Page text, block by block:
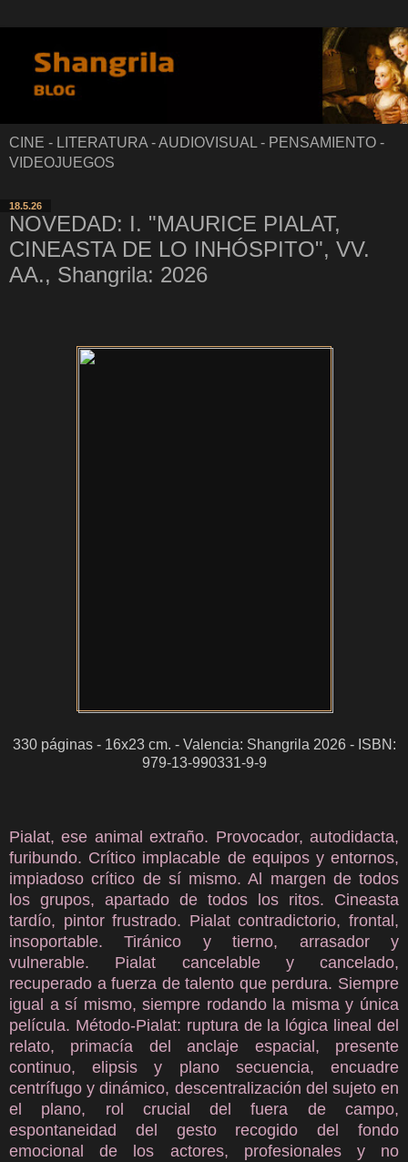
CINE - LITERATURA - AUDIOVISUAL - PENSAMIENTO -
VIDEOJUEGOS
18.5.26
NOVEDAD: I. "MAURICE PIALAT,
CINEASTA DE LO INHÓSPITO", VV.
AA., Shangrila: 2026
330 páginas - 16x23 cm. - Valencia: Shangrila 2026 - ISBN:
979-13-990331-9-9
Pialat, ese animal extraño. Provocador, autodidacta,
furibundo. Crítico implacable de equipos y entornos,
impiadoso crítico de sí mismo. Al margen de todos
los grupos, apartado de todos los ritos. Cineasta
tardío, pintor frustrado. Pialat contradictorio, frontal,
insoportable. Tiránico y tierno, arrasador y
vulnerable. Pialat cancelable y cancelado,
recuperado a fuerza de talento que perdura. Siempre
igual a sí mismo, siempre rodando la misma y única
película. Método-Pialat: ruptura de la lógica lineal del
relato, primacía del anclaje espacial, presente
continuo, elipsis y plano secuencia, encuadre
centrífugo y dinámico, descentralización del sujeto en
el plano, rol crucial del fuera de campo,
espontaneidad del gesto recogido del fondo
emocional de los actores, profesionales y no